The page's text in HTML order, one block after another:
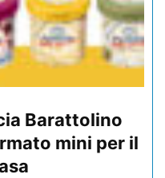
Barattolino
mini per il